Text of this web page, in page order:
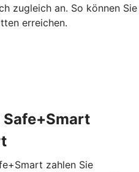
zugleich an. So können Sie
erreichen.
zahlen Sie